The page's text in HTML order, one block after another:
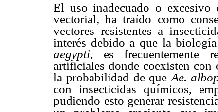
El uso inadecuado o
vectorial, ha traído como
vectores resistentes a
interés debido a que la
aegypti, es frecuentemente
artificiales donde coexisten con
la probabilidad de que Ae.
con insecticidas químicos,
pudiendo esto generar